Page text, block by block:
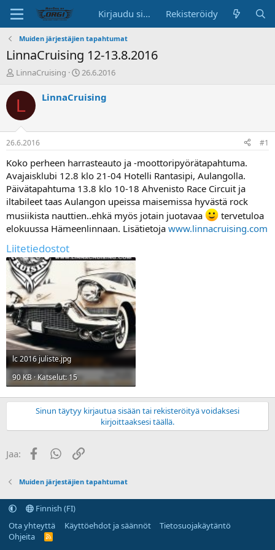
Kirjaudu sisään Rekisteröidy
Muiden järjestäjien tapahtumat
LinnaCruising 12-13.8.2016
K
s
s
t
e
l
n
a
l
o
i
t
a
j
a
LinnaCruising
A
o
p
ä
i
v
ä
26.6.2016
L LinnaCruising
26.6.2016 #1
Koko perheen harrasteauto ja -moottoripyörätapahtuma.
Avajaisklubi 12.8 klo 21-04 Hotelli Rantasipi, Aulangolla.
Päivätapahtuma 13.8 klo 10-18 Ahvenisto Race Circuit ja
iltabileet taas Aulangon upeissa maisemissa hyvästä rock
musiikista nauttien..ehkä myös jotain juotavaa
tervetuloa
elokuussa Hämeenlinnaan. Lisätietoja www.linnacruising.com
Liitetiedostot
lc 2016 juliste.jpg
90 KB · Katselut: 15
Sinun täytyy kirjautua sisään tai rekisteröityä voidaksesi
kirjoittaaksesi täällä.
Jaa: FacebookWhatsApp
Linkki
Muiden järjestäjien tapahtumat
Finnish (FI)
Ota yhteyttä
Käyttöehdot ja säännöt
Tietosuojakäytäntö
Ohjeita
R